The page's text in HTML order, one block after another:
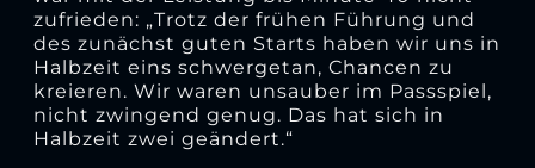
zufrieden: „Trotz der frühen Führung und
des zunächst guten Starts haben wir uns in
Halbzeit eins schwergetan, Chancen zu
kreieren. Wir waren unsauber im Passspiel,
nicht zwingend genug. Das hat sich in
Halbzeit zwei geändert.“